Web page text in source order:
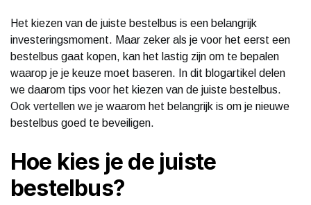
Het kiezen van de juiste bestelbus is een belangrijk
investeringsmoment. Maar zeker als je voor het eerst een
bestelbus gaat kopen, kan het lastig zijn om te bepalen
waarop je je keuze moet baseren. In dit blogartikel delen
we daarom tips voor het kiezen van de juiste bestelbus.
Ook vertellen we je waarom het belangrijk is om je nieuwe
bestelbus goed te beveiligen.
Hoe kies je de juiste
bestelbus?